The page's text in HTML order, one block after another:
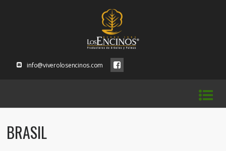
info@viverolosencinos.com
BRASIL